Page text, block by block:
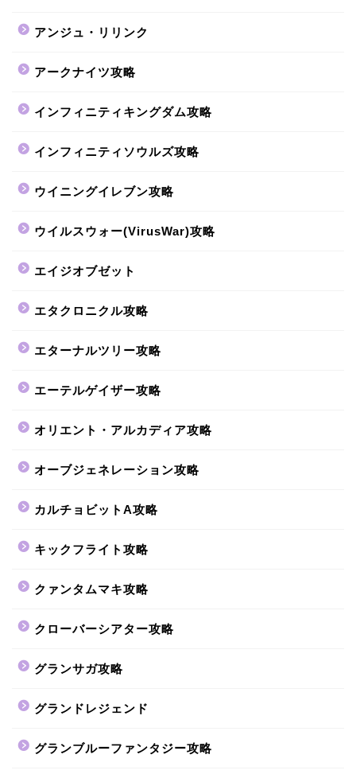
アンジュ・リリンク
アークナイツ攻略
インフィニティキングダム攻略
インフィニティソウルズ攻略
ウイニングイレブン攻略
ウイルスウォー(VirusWar)攻略
エイジオブゼット
エタクロニクル攻略
エターナルツリー攻略
エーテルゲイザー攻略
オリエント・アルカディア攻略
オーブジェネレーション攻略
カルチョビットA攻略
キックフライト攻略
クァンタムマキ攻略
クローバーシアター攻略
グランサガ攻略
グランドレジェンド
グランブルーファンタジー攻略